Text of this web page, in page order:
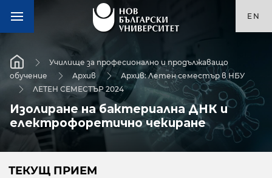
EN
Училище за професионално и продължаващо
обучение
Архив
Архив: Летен семестър в НБУ
ЛЕТЕН СЕМЕСТЪР 2024
Изолиране на бактериална ДНК и
електрофоретично чекиране
ТЕКУЩ ПРИЕМ